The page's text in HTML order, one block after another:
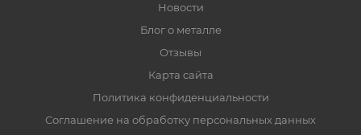
Новости
Блог о металле
Отзывы
Карта сайта
Политика конфиденциальности
Соглашение на обработку персональных данных